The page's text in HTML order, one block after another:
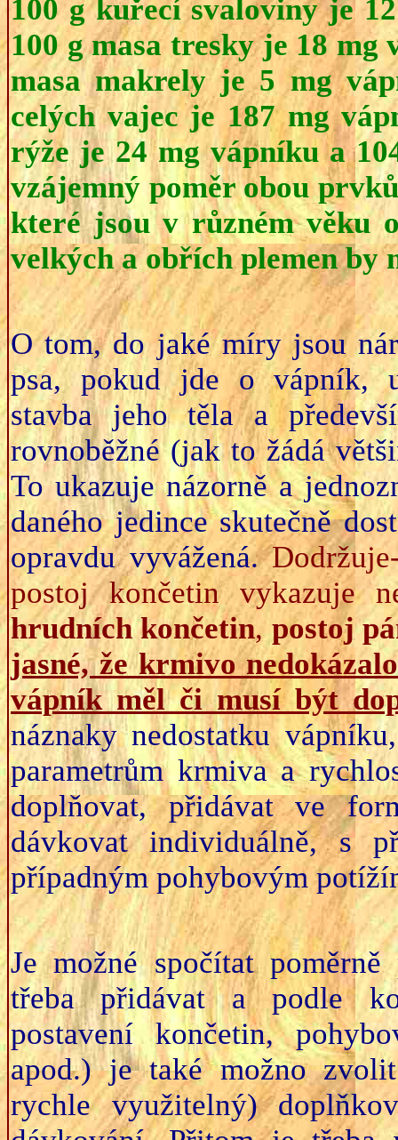
100 g kuřecí svaloviny je
100 g masa tresky je 18 mg
masa makrely je 5 mg
celých vajec je 187 mg
rýže je 24 mg vápníku a
vzájemný poměr obou
které jsou v různém věku
velkých a obřích plemen by
O tom, do jaké míry jsou
psa, pokud jde o vápník,
stavba jeho těla a
rovnoběžné (jak to žádá
To ukazuje názorně a
daného jedince skutečně
opravdu vyvážená.
postoj končetin vykazuje
hrudních končetin,postoj
jasné, že krmivo
vápník měl či musí být
náznaky nedostatku
parametrům krmiva a
doplňovat, přidávat ve
dávkovat individuálně, s
případným pohybovým
Je možné spočítat
třeba přidávat a podle
postavení končetin,
apod.) je také možno
rychle využitelný)